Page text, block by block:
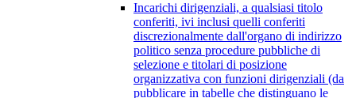
Incarichi dirigenziali, a qualsiasi titolo
conferiti, ivi inclusi quelli conferiti
discrezionalmente dall'organo di indirizzo
politico senza procedure pubbliche di
selezione e titolari di posizione
organizzativa con funzioni dirigenziali (da
pubblicare in tabelle che distinguano le